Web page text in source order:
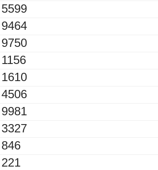
5599
9464
9750
1156
1610
4506
9981
3327
846
221